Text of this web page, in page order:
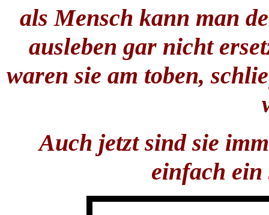
als Mensch kann man
ausleben gar nicht
waren sie am toben,
Auch jetzt sind sie
einfach